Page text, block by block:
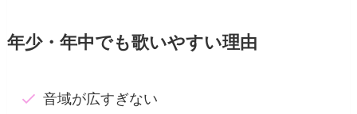
年少・年中でも歌いやすい理由
音域が広すぎない